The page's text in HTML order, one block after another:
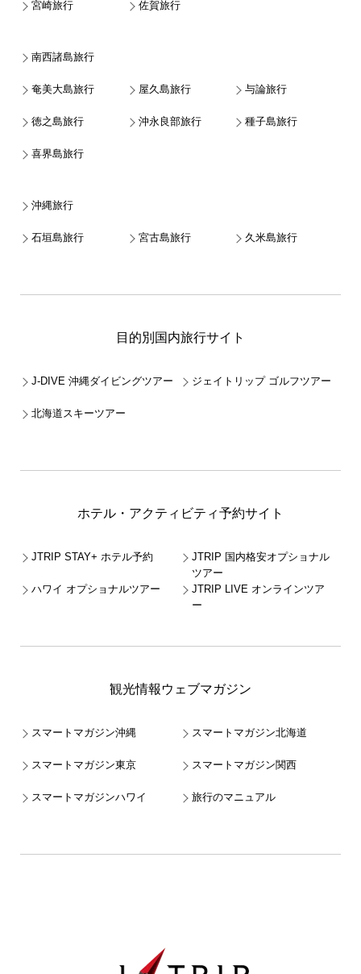
宮崎旅行 佐賀旅行
南西諸島旅行
奄美大島旅行 屋久島旅行 与論旅行
徳之島旅行 沖永良部旅行 種子島旅行
喜界島旅行
沖縄旅行
石垣島旅行 宮古島旅行 久米島旅行
目的別国内旅行サイト
J-DIVE 沖縄ダイビングツアー ジェイトリップ ゴルフツアー
北海道スキーツアー
ホテル・アクティビティ予約サイト
JTRIP STAY+ ホテル予約
JTRIP 国内格安オプショナル
ツアー
ハワイ オプショナルツアー
JTRIP LIVE オンラインツア
ー
観光情報ウェブマガジン
スマートマガジン沖縄 スマートマガジン北海道
スマートマガジン東京 スマートマガジン関西
スマートマガジンハワイ 旅行のマニュアル